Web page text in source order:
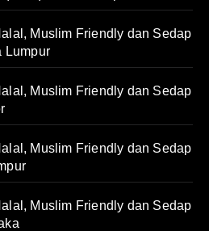
Muslim Friendly dan Sedap
Lumpur
Muslim Friendly dan Sedap
Muslim Friendly dan Sedap
Muslim Friendly dan Sedap